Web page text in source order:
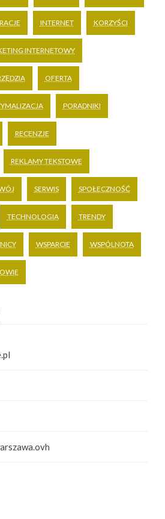
INTERNET KORZYŚCI
INTERNETOWY
OFERTA
PORADNIKI
RECENZJE
REKLAMY TEKSTOWE
SERWIS SPOŁECZNOŚĆ
TECHNOLOGIA TRENDY
WSPARCIE WSPÓLNOTA